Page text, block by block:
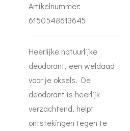
Artikelnummer:
6150548613645
Heerlijke natuurlijke
deodorant, een weldaad
voor je oksels. De
deodorant is heerlijk
verzachtend, helpt
ontstekingen tegen te